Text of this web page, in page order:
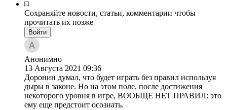
Сохраняйте новости, статьи, комментарии чтобы
прочитать их позже
Войти
Анонимно
13 Августа 2021 09:36
Доронин думал, что будет играть без правил используя
дыры в законе. Но на этом поле, после достижения
некоторого уровня в игре, ВООБЩЕ НЕТ ПРАВИЛ: это
ему еще предстоит осознать.